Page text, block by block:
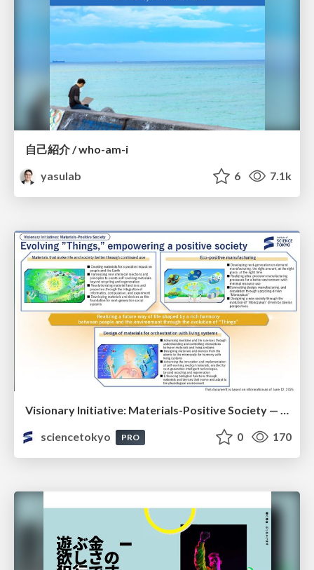
自己紹介 / who-am-i
yasulab
6 7.1k
Visionary Initiative: Materials-Positive Society — Evolving “Things,” empowering a positive society | Science Tokyo
sciencetokyo
PRO 0 170